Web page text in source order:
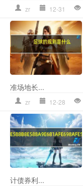
zr 12-31
准场地长...
zr 12-28
计债券利...